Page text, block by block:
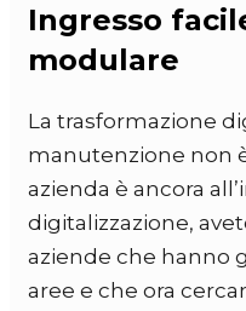
Ingresso
modulare
La trasformazione
manutenzione non
azienda è ancora
digitalizzazione,
aziende che hanno
aree e che ora